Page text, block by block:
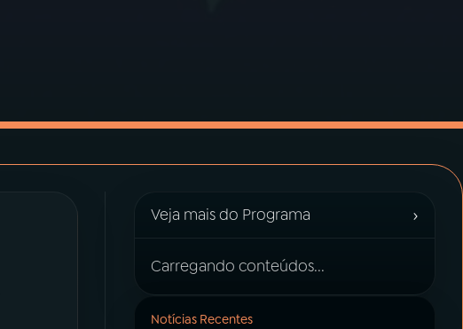
Veja mais do Programa ›
Carregando conteúdos...
Notícias Recentes